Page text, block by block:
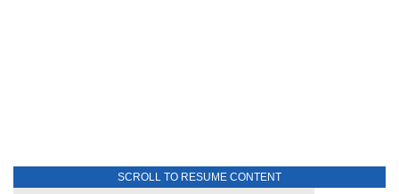
SCROLL TO RESUME CONTENT